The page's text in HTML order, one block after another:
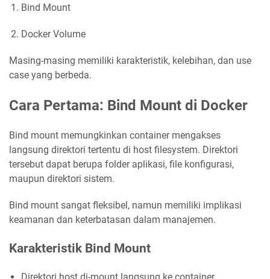
Bind Mount
Docker Volume
Masing-masing memiliki karakteristik, kelebihan, dan use
case yang berbeda.
Cara Pertama: Bind Mount di Docker
Bind mount memungkinkan container mengakses
langsung direktori tertentu di host filesystem. Direktori
tersebut dapat berupa folder aplikasi, file konfigurasi,
maupun direktori sistem.
Bind mount sangat fleksibel, namun memiliki implikasi
keamanan dan keterbatasan dalam manajemen.
Karakteristik Bind Mount